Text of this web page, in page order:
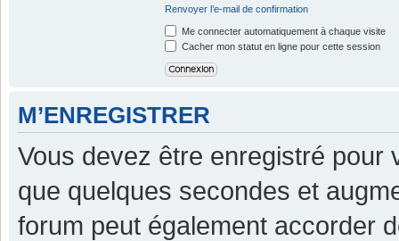
Renvoyer l’e-mail de confirmation
Me connecter automatiquement à chaque visite
Cacher mon statut en ligne pour cette session
M’ENREGISTRER
Vous devez être enregistré pour
que quelques secondes et
forum peut également accorder